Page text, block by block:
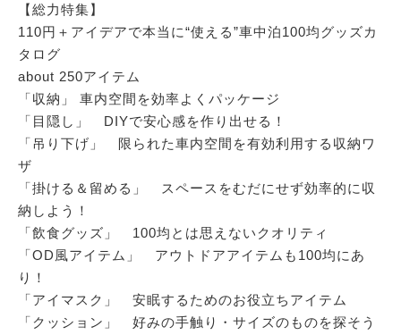
【総力特集】
110円＋アイデアで本当に“使える”車中泊100均グッズカ
タログ
about 250アイテム
「収納」 車内空間を効率よくパッケージ
「目隠し」 DIYで安心感を作り出せる！
「吊り下げ」 限られた車内空間を有効利用する収納ワ
ザ
「掛ける＆留める」 スペースをむだにせず効率的に収
納しよう！
「飲食グッズ」 100均とは思えないクオリティ
「OD風アイテム」 アウトドアアイテムも100均にあ
り！
「アイマスク」 安眠するためのお役立ちアイテム
「クッション」 好みの手触り・サイズのものを探そう